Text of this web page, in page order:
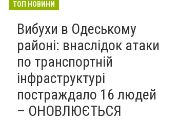
ТОП НОВИНИ
Вибухи в Одеському
районі: внаслідок атаки
по транспортній
інфраструктурі
постраждало 16 людей
– ОНОВЛЮЄТЬСЯ